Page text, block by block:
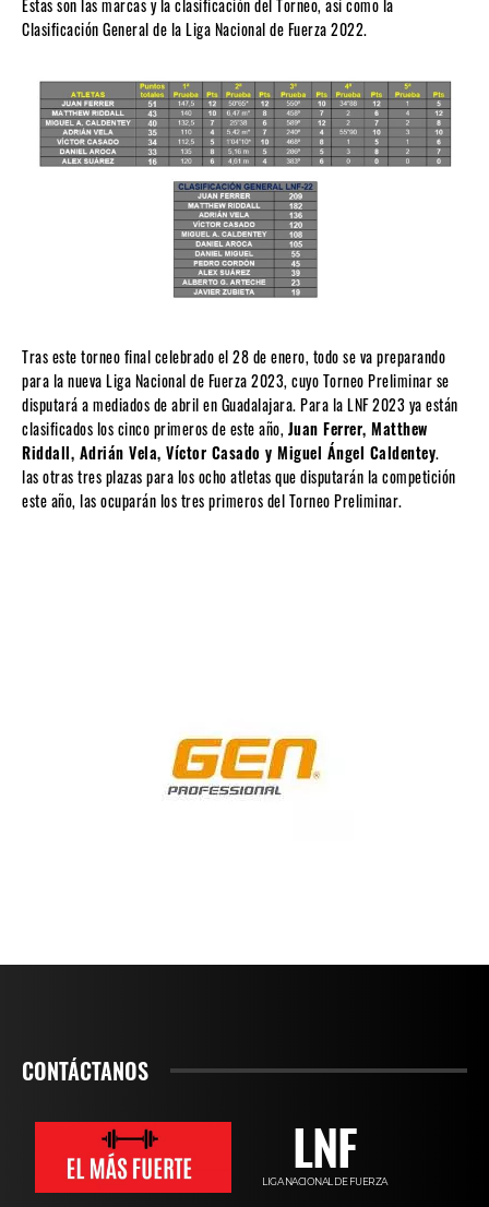
Estas son las marcas y la clasificación del Torneo, así como la
Clasificación General de la Liga Nacional de Fuerza 2022.
Tras este torneo final celebrado el 28 de enero, todo se va preparando
para la nueva Liga Nacional de Fuerza 2023, cuyo Torneo Preliminar se
disputará a mediados de abril en Guadalajara. Para la LNF 2023 ya están
clasificados los cinco primeros de este año, Juan Ferrer, Matthew
Riddall, Adrián Vela, Víctor Casado y Miguel Ángel Caldentey.
las otras tres plazas para los ocho atletas que disputarán la competición
este año, las ocuparán los tres primeros del Torneo Preliminar.
CONTÁCTANOS
LNF
LIGA NACIONAL DE FUERZA